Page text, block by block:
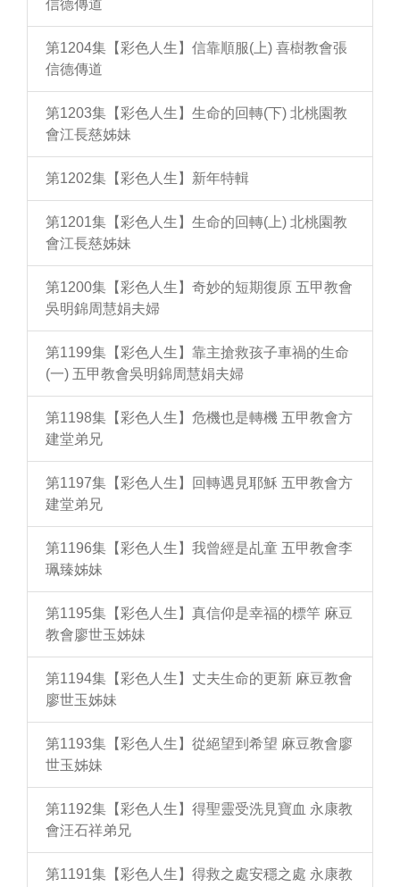
信德傳道
第1204集【彩色人生】信靠順服(上) 喜樹教會張
信德傳道
第1203集【彩色人生】生命的回轉(下) 北桃園教
會江長慈姊妹
第1202集【彩色人生】新年特輯
第1201集【彩色人生】生命的回轉(上) 北桃園教
會江長慈姊妹
第1200集【彩色人生】奇妙的短期復原 五甲教會
吳明錦周慧娟夫婦
第1199集【彩色人生】靠主搶救孩子車禍的生命
(一) 五甲教會吳明錦周慧娟夫婦
第1198集【彩色人生】危機也是轉機 五甲教會方
建堂弟兄
第1197集【彩色人生】回轉遇見耶穌 五甲教會方
建堂弟兄
第1196集【彩色人生】我曾經是乩童 五甲教會李
珮臻姊妹
第1195集【彩色人生】真信仰是幸福的標竿 麻豆
教會廖世玉姊妹
第1194集【彩色人生】丈夫生命的更新 麻豆教會
廖世玉姊妹
第1193集【彩色人生】從絕望到希望 麻豆教會廖
世玉姊妹
第1192集【彩色人生】得聖靈受洗見寶血 永康教
會汪石祥弟兄
第1191集【彩色人生】得救之處安穩之處 永康教